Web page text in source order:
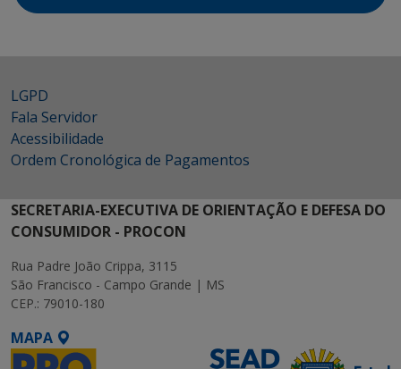
LGPD
Fala Servidor
Acessibilidade
Ordem Cronológica de Pagamentos
SECRETARIA-EXECUTIVA DE ORIENTAÇÃO E DEFESA DO
CONSUMIDOR - PROCON
Rua Padre João Crippa, 3115
São Francisco - Campo Grande | MS
CEP.: 79010-180
MAPA